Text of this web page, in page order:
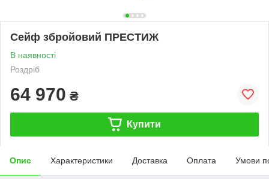
Сейф збройовий ПРЕСТИЖ
В наявності
Роздріб
64 970 ₴
Купити
Опис Характеристики Доставка Оплата Умови